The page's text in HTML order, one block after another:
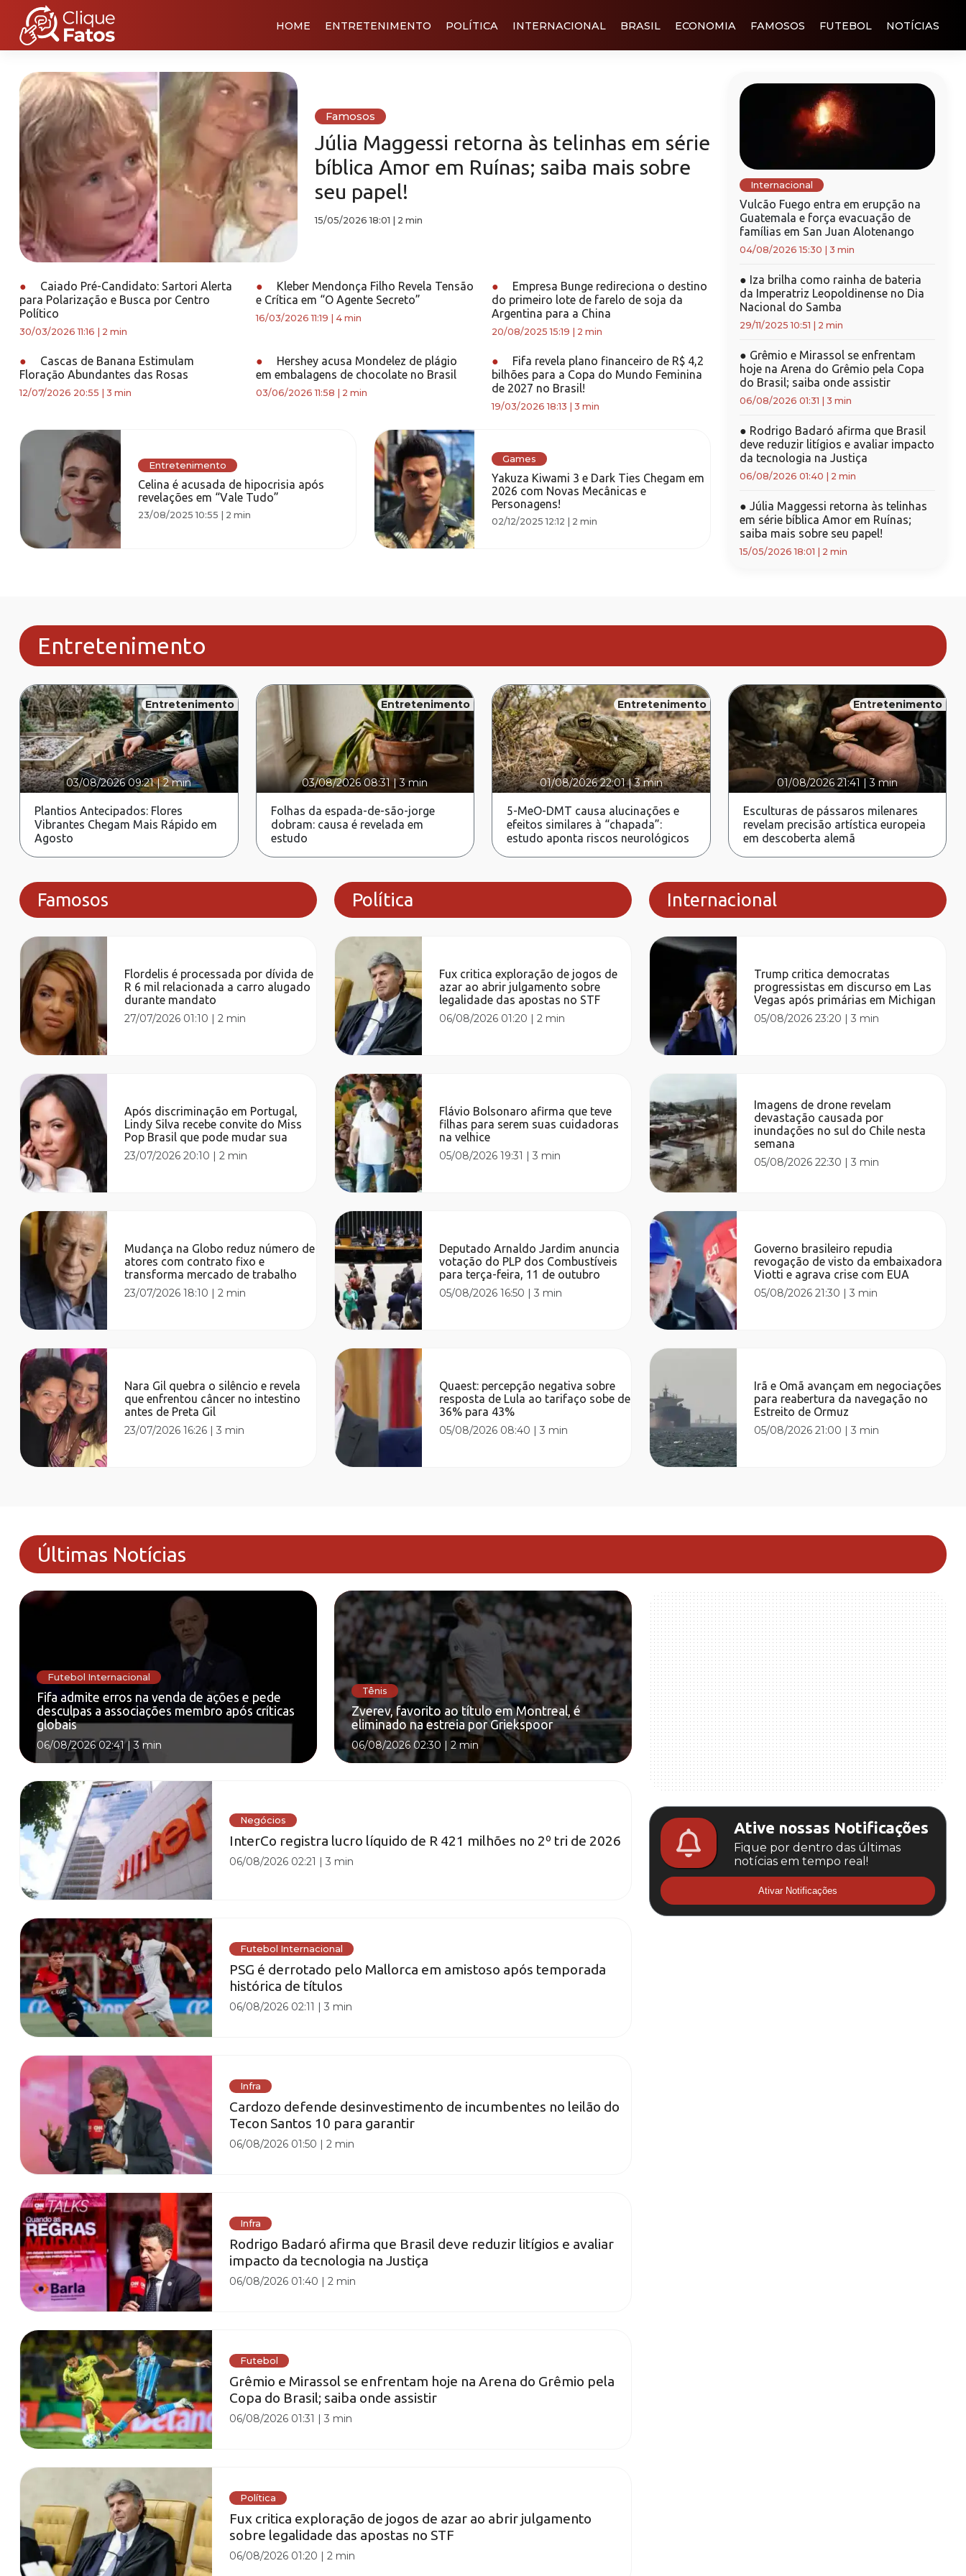
HOME ENTRETENIMENTO POLÍTICA INTERNACIONAL BRASIL ECONOMIA FAMOSOS FUTEBOL NOTÍCIAS
Famosos
Júlia Maggessi retorna às telinhas em série
bíblica Amor em Ruínas; saiba mais sobre
seu papel!
15/05/2026 18:01 2 min
●
Caiado Pré-Candidato: Sartori Alerta
para Polarização e Busca por Centro
Político
30/03/2026 11:16 2 min
●
Kleber Mendonça Filho Revela Tensão
e Crítica em “O Agente Secreto”
16/03/2026 11:19 4 min
●
Empresa Bunge redireciona o destino
do primeiro lote de farelo de soja da
Argentina para a China
20/08/2025 15:19 2 min
●
Cascas de Banana Estimulam
Floraçāo Abundantes das Rosas
12/07/2026 20:55 3 min
●
Hershey acusa Mondelez de plágio
em embalagens de chocolate no Brasil
03/06/2026 11:58 2 min
●
Fifa revela plano financeiro de R$ 4,2
bilhões para a Copa do Mundo Feminina
de 2027 no Brasil!
19/03/2026 18:13 3 min
Entretenimento
Celina é acusada de hipocrisia após
revelações em “Vale Tudo”
23/08/2025 10:55 | 2 min
Games
Yakuza Kiwami 3 e Dark Ties Chegam em
2026 com Novas Mecânicas e
Personagens!
02/12/2025 12:12 | 2 min
Internacional
Vulcão Fuego entra em erupção na
Guatemala e força evacuação de
famílias em San Juan Alotenango
04/08/2026 15:30 3 min
● Iza brilha como rainha de bateria
da Imperatriz Leopoldinense no Dia
Nacional do Samba
29/11/2025 10:51 2 min
● Grêmio e Mirassol se enfrentam
hoje na Arena do Grêmio pela Copa
do Brasil; saiba onde assistir
06/08/2026 01:31 3 min
● Rodrigo Badaró afirma que Brasil
deve reduzir litígios e avaliar impacto
da tecnologia na Justiça
06/08/2026 01:40 2 min
● Júlia Maggessi retorna às telinhas
em série bíblica Amor em Ruínas;
saiba mais sobre seu papel!
15/05/2026 18:01 2 min
Entretenimento
Entretenimento
03/08/2026 09:21|2 min
Plantios Antecipados: Flores
Vibrantes Chegam Mais Rápido em
Agosto
Entretenimento
03/08/2026 08:31|3 min
Folhas da espada-de-são-jorge
dobram: causa é revelada em
estudo
Entretenimento
01/08/2026 22:01|3 min
5-MeO-DMT causa alucinações e
efeitos similares à “chapada”:
estudo aponta riscos neurológicos
Entretenimento
01/08/2026 21:41 |3 min
Esculturas de pássaros milenares
revelam precisão artística europeia
em descoberta alemã
Famosos
Flordelis é processada por dívida de
R 6 mil relacionada a carro alugado
durante mandato
27/07/2026 01:10 |2 min
Após discriminação em Portugal,
Lindy Silva recebe convite do Miss
Pop Brasil que pode mudar sua
23/07/2026 20:10 |2 min
Mudança na Globo reduz número de
atores com contrato fixo e
transforma mercado de trabalho
23/07/2026 18:10 |2 min
Nara Gil quebra o silêncio e revela
que enfrentou câncer no intestino
antes de Preta Gil
23/07/2026 16:26 |3 min
Política
Fux critica exploração de jogos de
azar ao abrir julgamento sobre
legalidade das apostas no STF
06/08/2026 01:20 |2 min
Flávio Bolsonaro afirma que teve
filhas para serem suas cuidadoras
na velhice
05/08/2026 19:31 |3 min
Deputado Arnaldo Jardim anuncia
votação do PLP dos Combustíveis
para terça-feira, 11 de outubro
05/08/2026 16:50 |3 min
Quaest: percepção negativa sobre
resposta de Lula ao tarifaço sobe de
36% para 43%
05/08/2026 08:40 |3 min
Internacional
Trump critica democratas
progressistas em discurso em Las
Vegas após primárias em Michigan
05/08/2026 23:20 |3 min
Imagens de drone revelam
devastação causada por
inundações no sul do Chile nesta
semana
05/08/2026 22:30 |3 min
Governo brasileiro repudia
revogação de visto da embaixadora
Viotti e agrava crise com EUA
05/08/2026 21:30 |3 min
Irã e Omã avançam em negociações
para reabertura da navegação no
Estreito de Ormuz
05/08/2026 21:00 |3 min
Últimas Notícias
Futebol Internacional
Fifa admite erros na venda de ações e pede
desculpas a associações membro após críticas
globais
06/08/2026 02:41|3 min
Tênis
Zverev, favorito ao título em Montreal, é
eliminado na estreia por Griekspoor
06/08/2026 02:30 | 2 min
Negócios
InterCo registra lucro líquido de R 421 milhões no 2º tri de 2026
06/08/2026 02:21 |3 min
Futebol Internacional
PSG é derrotado pelo Mallorca em amistoso após temporada
histórica de títulos
06/08/2026 02:11 |3 min
Infra
Cardozo defende desinvestimento de incumbentes no leilão do
Tecon Santos 10 para garantir
06/08/2026 01:50 |2 min
Infra
Rodrigo Badaró afirma que Brasil deve reduzir litígios e avaliar
impacto da tecnologia na Justiça
06/08/2026 01:40 |2 min
Futebol
Grêmio e Mirassol se enfrentam hoje na Arena do Grêmio pela
Copa do Brasil; saiba onde assistir
06/08/2026 01:31 |3 min
Política
Fux critica exploração de jogos de azar ao abrir julgamento
sobre legalidade das apostas no STF
06/08/2026 01:20 |2 min
Ative nossas Notificações
Fique por dentro das últimas
notícias em tempo real!
Ativar Notificações